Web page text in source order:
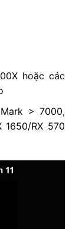
hoặc các
> 7000,
RX 570